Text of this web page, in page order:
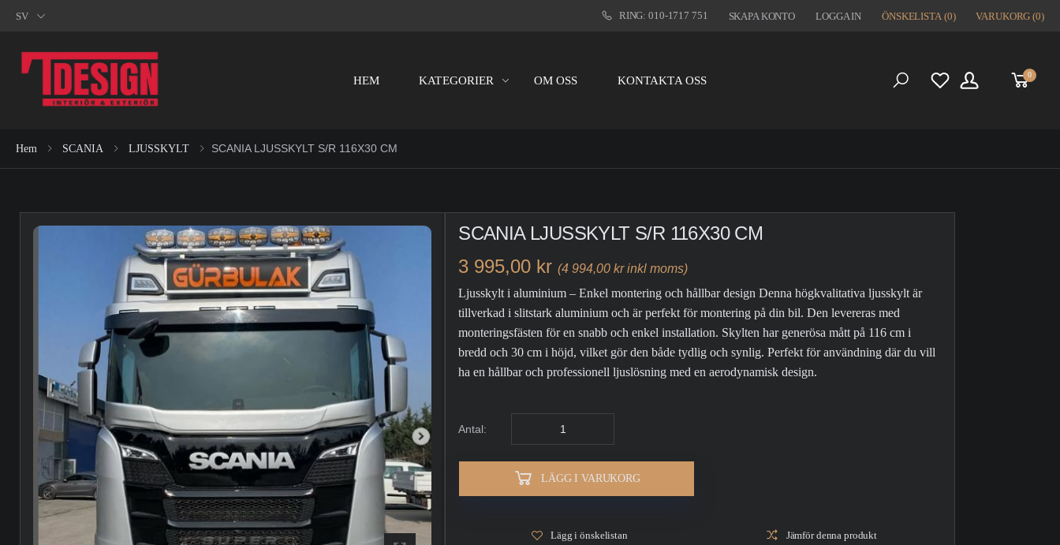
SV RING: 010-1717 751 SKAPA KONTO LOGGA IN ÖNSKELISTA (0) VARUKORG (0)
HEM KATEGORIER OM OSS KONTAKTA OSS 0
Hem SCANIA LJUSSKYLT SCANIA LJUSSKYLT S/R 116X30 CM
SCANIA LJUSSKYLT S/R 116X30 CM
3 995,00 kr (4 994,00 kr inkl moms)
Ljusskylt i aluminium – Enkel montering och hållbar design Denna högkvalitativa ljusskylt är
tillverkad i slitstark aluminium och är perfekt för montering på din bil. Den levereras med
monteringsfästen för en snabb och enkel installation. Skylten har generösa mått på 116 cm i
bredd och 30 cm i höjd, vilket gör den både tydlig och synlig. Perfekt för användning där du vill
ha en hållbar och professionell ljuslösning med en aerodynamisk design.
Antal:
LÄGG I VARUKORG
Lägg i önskelistan Jämför denna produkt